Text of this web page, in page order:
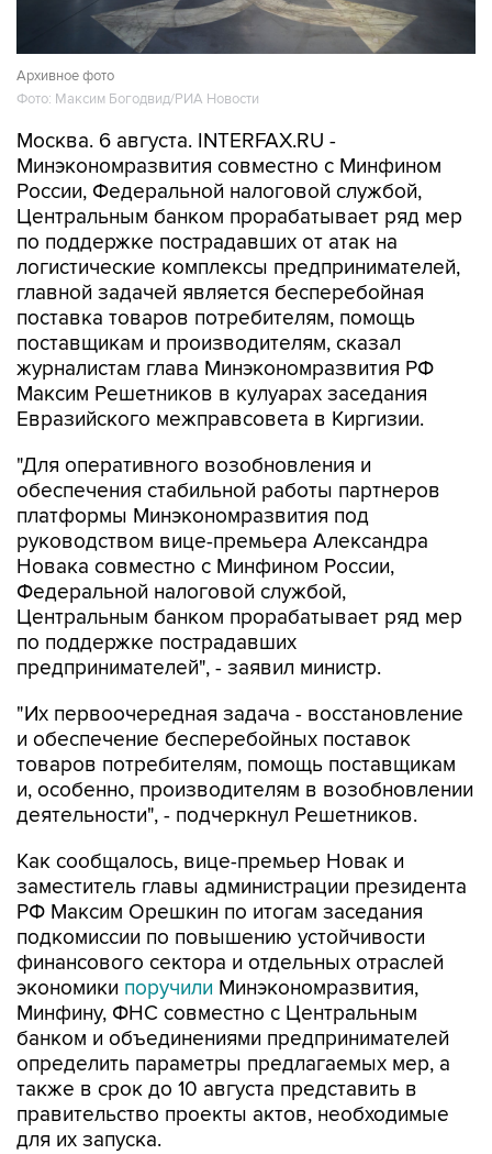
Архивное фото
Фото: Максим Богодвид/РИА Новости
Москва. 6 августа. INTERFAX.RU -
Минэкономразвития совместно с Минфином
России, Федеральной налоговой службой,
Центральным банком прорабатывает ряд мер
по поддержке пострадавших от атак на
логистические комплексы предпринимателей,
главной задачей является бесперебойная
поставка товаров потребителям, помощь
поставщикам и производителям, сказал
журналистам глава Минэкономразвития РФ
Максим Решетников в кулуарах заседания
Евразийского межправсовета в Киргизии.
"Для оперативного возобновления и
обеспечения стабильной работы партнеров
платформы Минэкономразвития под
руководством вице-премьера Александра
Новака совместно с Минфином России,
Федеральной налоговой службой,
Центральным банком прорабатывает ряд мер
по поддержке пострадавших
предпринимателей", - заявил министр.
"Их первоочередная задача - восстановление
и обеспечение бесперебойных поставок
товаров потребителям, помощь поставщикам
и, особенно, производителям в возобновлении
деятельности", - подчеркнул Решетников.
Как сообщалось, вице-премьер Новак и
заместитель главы администрации президента
РФ Максим Орешкин по итогам заседания
подкомиссии по повышению устойчивости
финансового сектора и отдельных отраслей
экономики поручили Минэкономразвития,
Минфину, ФНС совместно с Центральным
банком и объединениями предпринимателей
определить параметры предлагаемых мер, а
также в срок до 10 августа представить в
правительство проекты актов, необходимые
для их запуска.